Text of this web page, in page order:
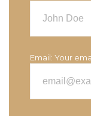
Email: Your